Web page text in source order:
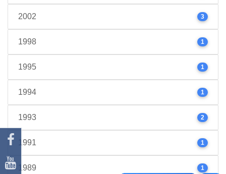
2002 3
1998 1
1995 1
1994 1
1993 2
1991 1
1989 1